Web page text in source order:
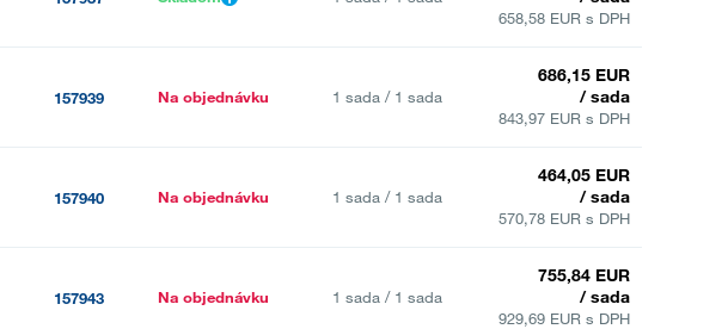
658,58 EUR s DPH
157939 Na objednávku 1 sada / 1 sada
686,15 EUR
/ sada
843,97 EUR s DPH
157940 Na objednávku 1 sada / 1 sada
464,05 EUR
/ sada
570,78 EUR s DPH
157943 Na objednávku 1 sada / 1 sada
755,84 EUR
/ sada
929,69 EUR s DPH